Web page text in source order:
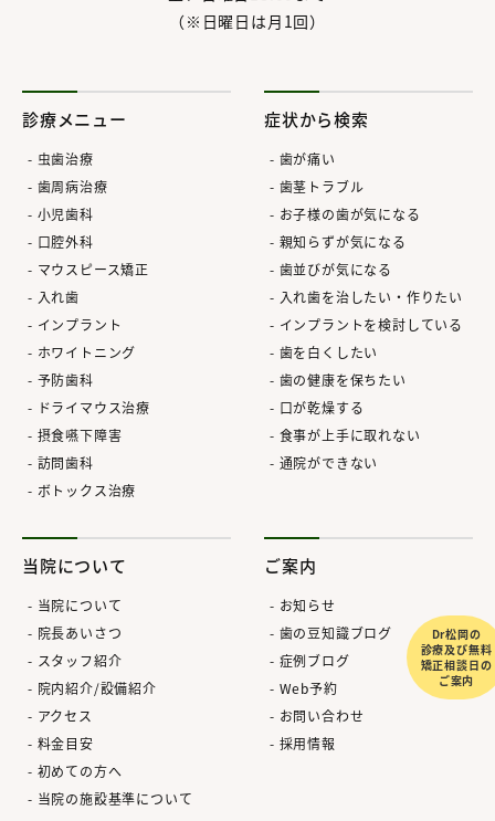
（※日曜日は月1回）
診療メニュー
虫歯治療
歯周病治療
小児歯科
口腔外科
マウスピース矯正
入れ歯
インプラント
ホワイトニング
予防歯科
ドライマウス治療
摂食嚥下障害
訪問歯科
ボトックス治療
症状から検索
歯が痛い
歯茎トラブル
お子様の歯が気になる
親知らずが気になる
歯並びが気になる
入れ歯を治したい・作りたい
インプラントを検討している
歯を白くしたい
歯の健康を保ちたい
口が乾燥する
食事が上手に取れない
通院ができない
当院について
当院について
院長あいさつ
スタッフ紹介
院内紹介/設備紹介
アクセス
料金目安
初めての方へ
当院の施設基準について
ご案内
お知らせ
歯の豆知識ブログ
症例ブログ
Web予約
お問い合わせ
採用情報
Dr松岡の
診療及び無料
矯正相談日の
ご案内